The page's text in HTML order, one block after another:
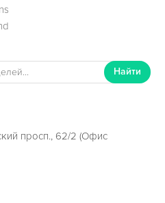
Найти
просп., 62/2 (Офис